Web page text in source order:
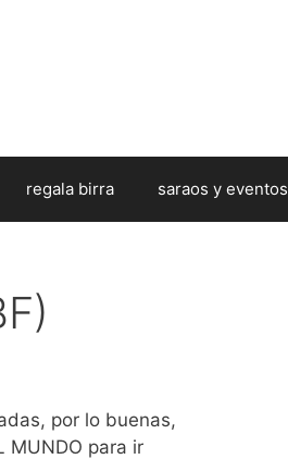
regala birra saraos y eventos
por lo buenas,
MUNDO para ir